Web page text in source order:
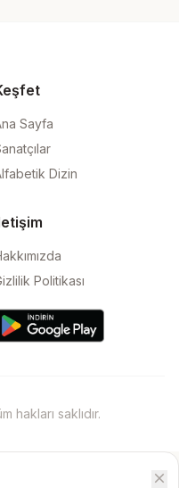
Sayfa
Dizin
Politikası
hakları saklıdır.
close